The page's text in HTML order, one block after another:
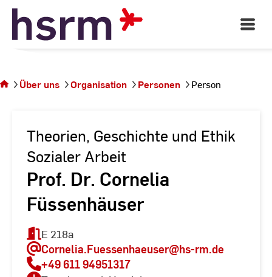
Skip
Content
Open
Main
sich auf
der
Über uns Organisation Personen Person
Theorien, Geschichte und Ethik
Sozialer Arbeit
Prof. Dr. Cornelia
Füssenhäuser
E 218a
Cornelia.Fuessenhaeuser@hs-rm.de
+49 611 94951317